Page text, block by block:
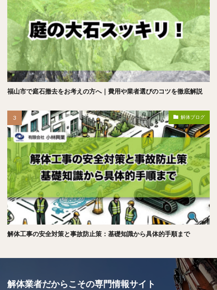
福山市で庭石撤去をお考えの方へ｜費用や業者選びのコツを徹底解説
解体ブログ
解体工事の安全対策と事故防止策：基礎知識から具体的手順まで
解体業者だからこその専門情報サイト